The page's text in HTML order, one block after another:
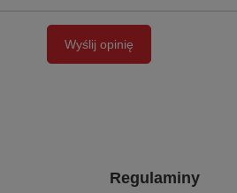
Wyślij opinię
Regulaminy